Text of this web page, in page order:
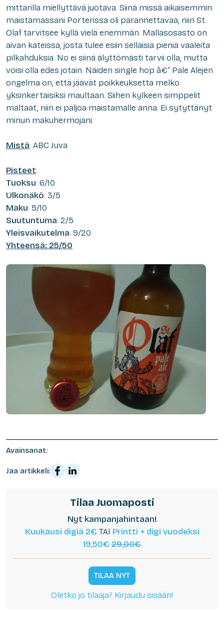
mittarilla miellyttävä juotava. Siinä missä aikaisemmin
maistamassani Porterissa oli parannettavaa, niin St.
Olaf tarvitsee kyllä vielä enemmän. Mallasosasto on
aivan kateissa, josta tulee esiin sellaisia pieniä vaaleita
pilkahduksia. No ei siinä älyttömästi tarvii olla, mutta
voisi olla edes jotain. Näiden single hop â€“ Pale Alejen
ongelma on, että jäävät poikkeuksetta melko
yksinkertaisiksi maultaan. Siihen kylkeen simppelit
maltaat, niin ei paljoa maistamalle anna. Ei sytyttänyt
minun makuhermojani.
Mistä: ABC Juva
Pisteet:
Tuoksu: 6/10
Ulkonäkö: 3/5
Maku: 5/10
Suutuntuma: 2/5
Yleisvaikutelma: 9/20
Yhteensä: 25/50
Avainsanat:
Jaa artikkeli:
Tilaa Juomaposti
Nyt kampanjahintaan!
Kuukausi digiä 2€ TAI Printti + digi vuodeksi
19,50€ 29,00€
TILAA NYT
Oletko jo tilaaja? Kirjaudu sisään!